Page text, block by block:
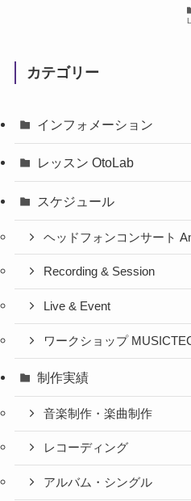
カテゴリー
インフォメーション
レッスン OtoLab
スケジュール
ヘッドフォンコンサート
Recording & Session
Live & Event
ワークショップ
制作実績
音楽制作・楽曲制作
レコーディング
アルバム・シングル